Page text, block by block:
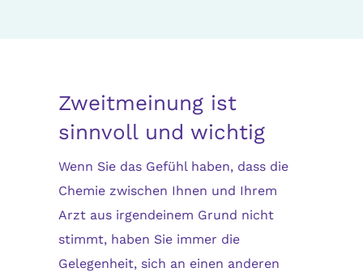
Zweitmeinung ist
sinnvoll und wichtig
Wenn Sie das Gefühl haben, dass die
Chemie zwischen Ihnen und Ihrem
Arzt aus irgendeinem Grund nicht
stimmt, haben Sie immer die
Gelegenheit, sich an einen anderen